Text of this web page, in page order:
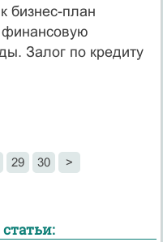
бизнес-план
финансовую
Залог по кредиту
29 30 >